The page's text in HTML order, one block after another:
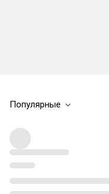
Популярные